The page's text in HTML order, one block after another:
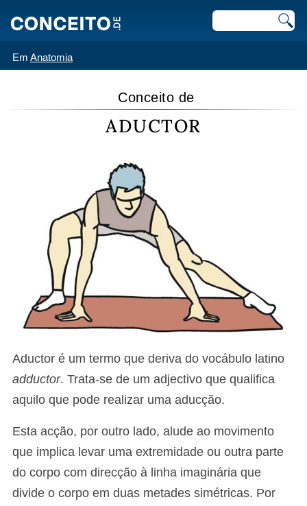
Em Anatomia
Conceito de
ADUCTOR
Aductor é um termo que deriva do vocábulo latino
adductor. Trata-se de um adjectivo que qualifica
aquilo que pode realizar uma aducção.
Esta acção, por outro lado, alude ao movimento
que implica levar uma extremidade ou outra parte
do corpo com direcção à linha imaginária que
divide o corpo em duas metades simétricas. Por